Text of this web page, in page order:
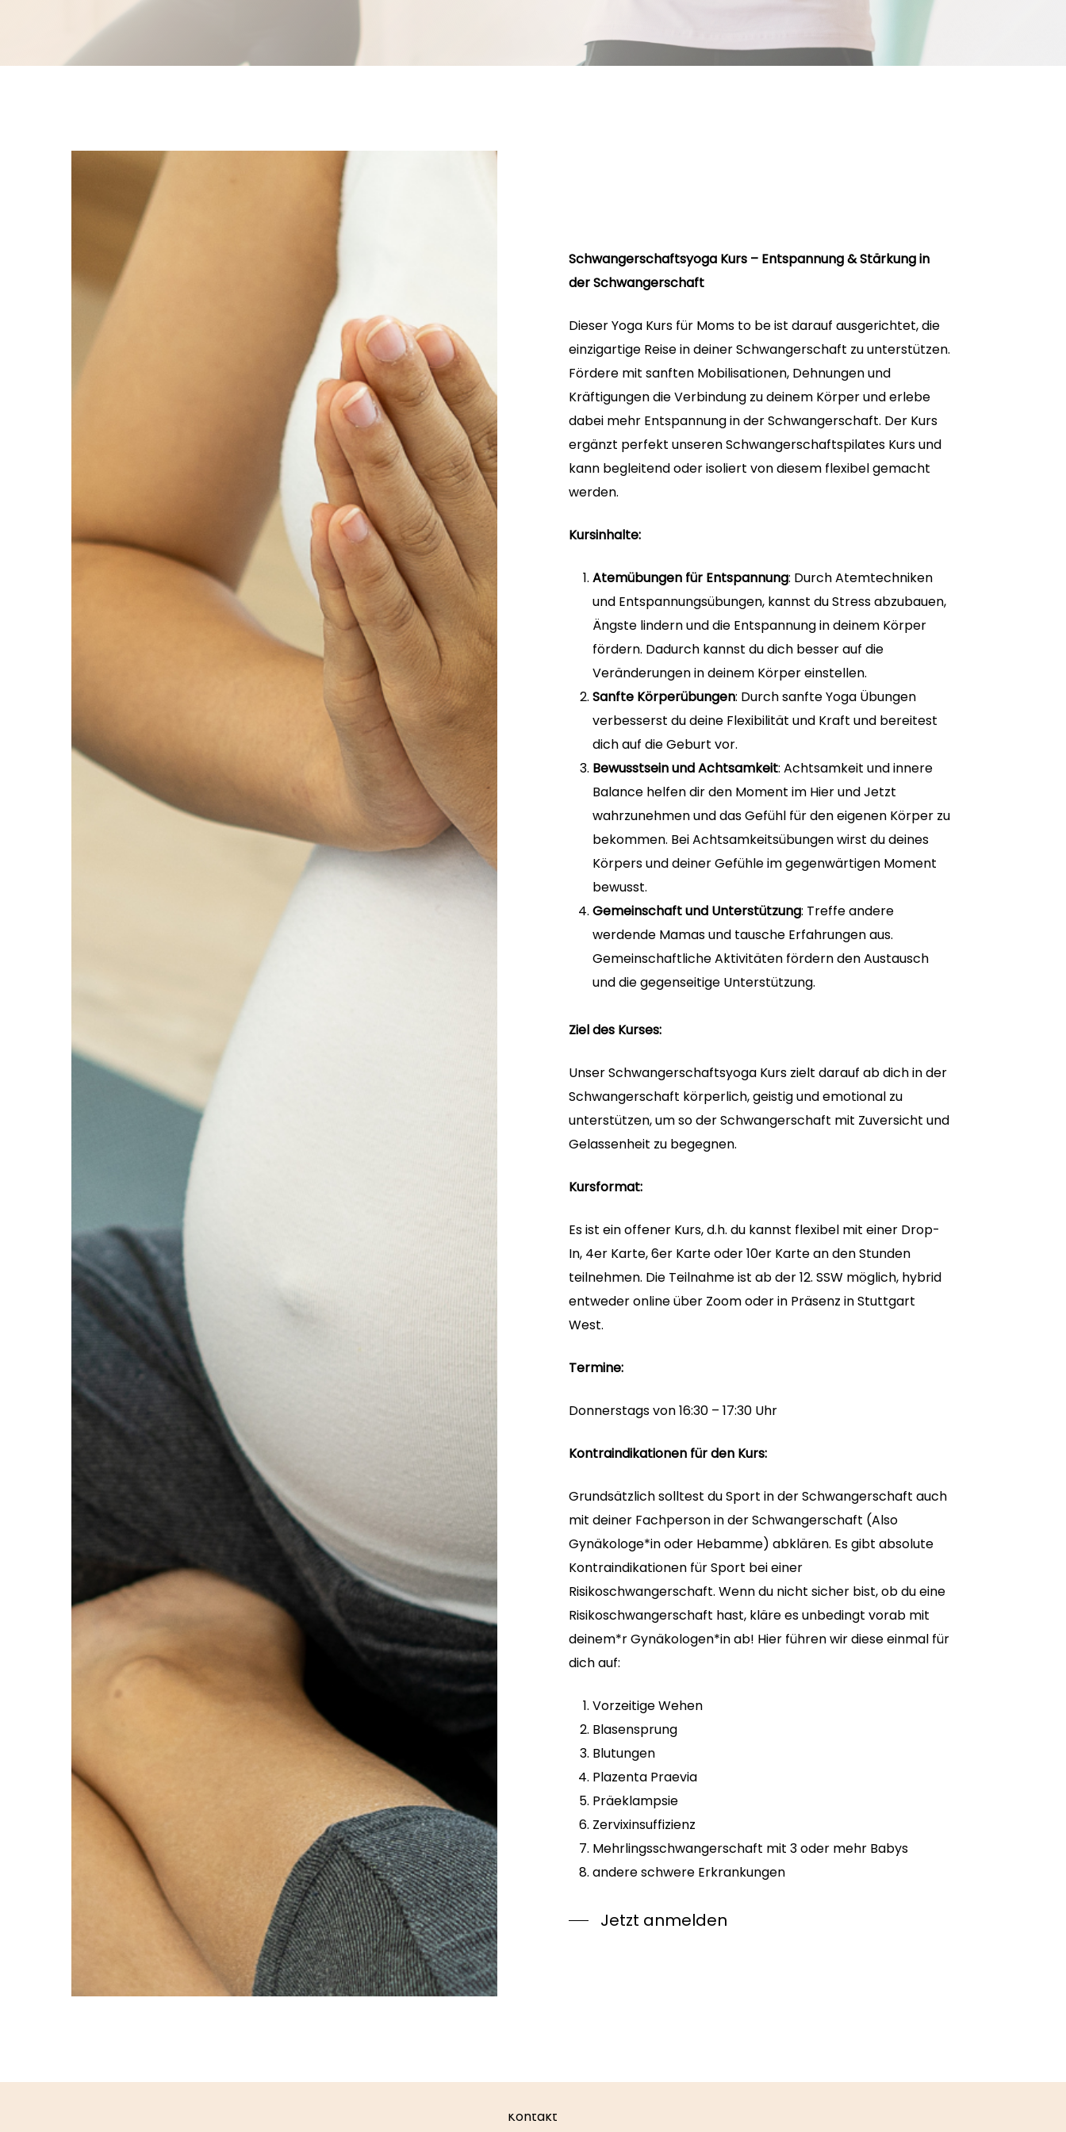
Schwangerschaftsyoga Kurs – Entspannung & Stärkung in
der Schwangerschaft
Dieser Yoga Kurs für Moms to be ist darauf ausgerichtet, die
einzigartige Reise in deiner Schwangerschaft zu unterstützen.
Fördere mit sanften Mobilisationen, Dehnungen und
Kräftigungen die Verbindung zu deinem Körper und erlebe
dabei mehr Entspannung in der Schwangerschaft. Der Kurs
ergänzt perfekt unseren Schwangerschaftspilates Kurs und
kann begleitend oder isoliert von diesem flexibel gemacht
werden.
Kursinhalte:
Atemübungen für Entspannung: Durch Atemtechniken
und Entspannungsübungen, kannst du Stress abzubauen,
Ängste lindern und die Entspannung in deinem Körper
fördern. Dadurch kannst du dich besser auf die
Veränderungen in deinem Körper einstellen.
Sanfte Körperübungen: Durch sanfte Yoga Übungen
verbesserst du deine Flexibilität und Kraft und bereitest
dich auf die Geburt vor.
Bewusstsein und Achtsamkeit: Achtsamkeit und innere
Balance helfen dir den Moment im Hier und Jetzt
wahrzunehmen und das Gefühl für den eigenen Körper zu
bekommen. Bei Achtsamkeitsübungen wirst du deines
Körpers und deiner Gefühle im gegenwärtigen Moment
bewusst.
Gemeinschaft und Unterstützung: Treffe andere
werdende Mamas und tausche Erfahrungen aus.
Gemeinschaftliche Aktivitäten fördern den Austausch
und die gegenseitige Unterstützung.
Ziel des Kurses:
Unser Schwangerschaftsyoga Kurs zielt darauf ab dich in der
Schwangerschaft körperlich, geistig und emotional zu
unterstützen, um so der Schwangerschaft mit Zuversicht und
Gelassenheit zu begegnen.
Kursformat:
Es ist ein offener Kurs, d.h. du kannst flexibel mit einer Drop-
In, 4er Karte, 6er Karte oder 10er Karte an den Stunden
teilnehmen. Die Teilnahme ist ab der 12. SSW möglich, hybrid
entweder online über Zoom oder in Präsenz in Stuttgart
West.
Termine:
Donnerstags von 16:30 – 17:30 Uhr
Kontraindikationen für den Kurs:
Grundsätzlich solltest du Sport in der Schwangerschaft auch
mit deiner Fachperson in der Schwangerschaft (Also
Gynäkologe*in oder Hebamme) abklären. Es gibt absolute
Kontraindikationen für Sport bei einer
Risikoschwangerschaft. Wenn du nicht sicher bist, ob du eine
Risikoschwangerschaft hast, kläre es unbedingt vorab mit
deinem*r Gynäkologen*in ab! Hier führen wir diese einmal für
dich auf:
Vorzeitige Wehen
Blasensprung
Blutungen
Plazenta Praevia
Präeklampsie
Zervixinsuffizienz
Mehrlingsschwangerschaft mit 3 oder mehr Babys
andere schwere Erkrankungen
Jetzt anmelden
Kontakt